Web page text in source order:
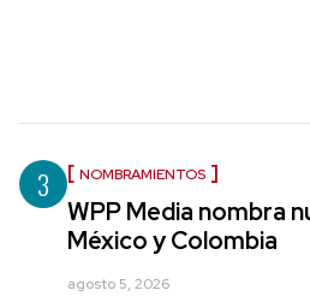
3 NOMBRAMIENTOS
WPP Media nombra
México y Colombia
agosto 5, 2026